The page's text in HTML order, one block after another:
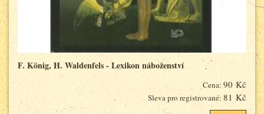
F. König, H. Waldenfels - Lexikon náboženství
Cena: 90 Kč
Sleva pro registrované: 81 Kč